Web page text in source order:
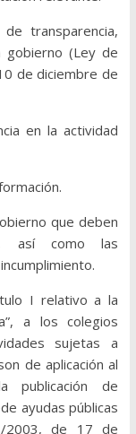
transparencia,
gobierno (Ley de
de diciembre de
en la actividad
que deben
así como las
I relativo a la
a los colegios
sujetas a
de aplicación al
publicación de
ayudas públicas
2003, de 17 de